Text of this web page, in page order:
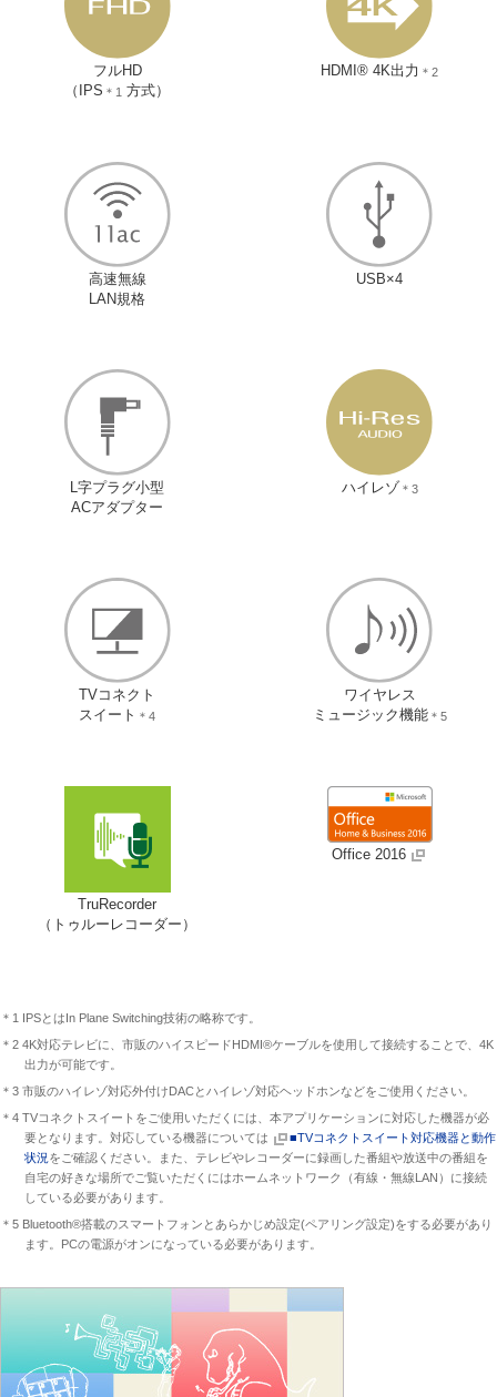
フルHD
（IPS ＊1 方式）
HDMI® 4K出力 ＊2
高速無線
LAN規格
USB×4
L字プラグ小型
ACアダプター
ハイレゾ ＊3
TVコネクト
スイート ＊4
ワイヤレス
ミュージック機能＊5
TruRecorder
（トゥルーレコーダー）
Office 2016
＊1 IPSとはIn Plane Switching技術の略称です。
＊2 4K対応テレビに、市販のハイスピードHDMI®ケーブルを使用して接続することで、4K
出力が可能です。
＊3 市販のハイレゾ対応外付けDACとハイレゾ対応ヘッドホンなどをご使用ください。
＊4 TVコネクトスイートをご使用いただくには、本アプリケーションに対応した機器が必
要となります。対応している機器については
■TVコネクトスイート対応機器と動作
状況 をご確認ください。また、テレビやレコーダーに録画した番組や放送中の番組を
自宅の好きな場所でご覧いただくにはホームネットワーク（有線・無線LAN）に接続
している必要があります。
＊5 Bluetooth®搭載のスマートフォンとあらかじめ設定(ペアリング設定)をする必要があり
ます。PCの電源がオンになっている必要があります。